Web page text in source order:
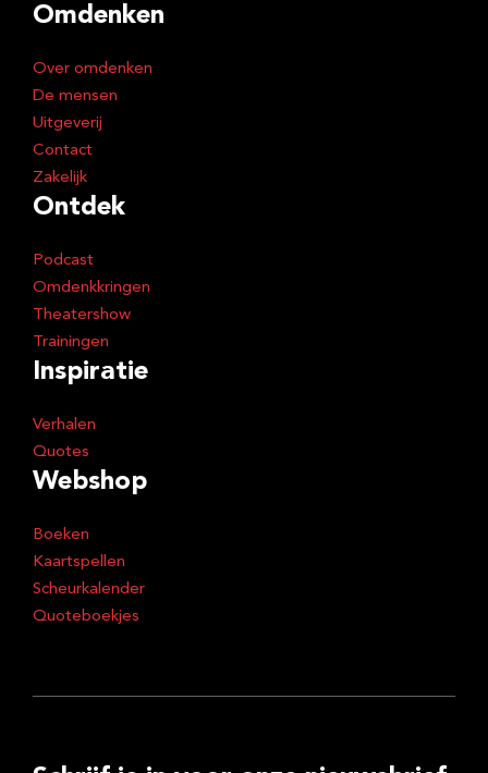
Omdenken
Over omdenken
De mensen
Uitgeverij
Contact
Zakelijk
Ontdek
Podcast
Omdenkkringen
Theatershow
Trainingen
Inspiratie
Verhalen
Quotes
Webshop
Boeken
Kaartspellen
Scheurkalender
Quoteboekjes